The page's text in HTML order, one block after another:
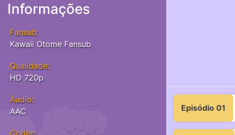
Informações
Fansub:
Kawaii Otome Fansub
Qualidade:
HD 720p
Áudio:
AAC
Episódio 01